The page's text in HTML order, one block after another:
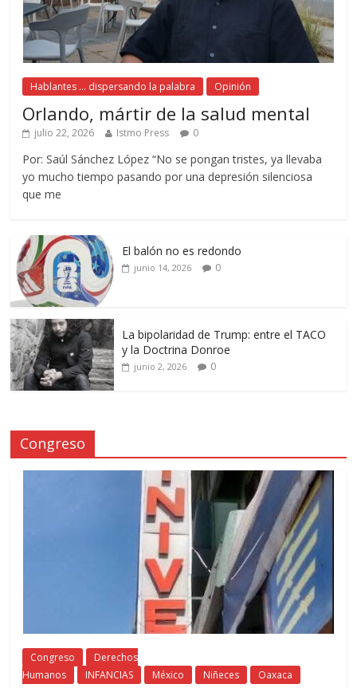
Hablantes ... dispersando la palabra Opinión
Orlando, mártir de la salud mental
julio 22, 2026 Istmo Press 0
Por: Saúl Sánchez López “No se pongan tristes, ya llevaba
yo mucho tiempo pasando por una depresión silenciosa
que me
El balón no es redondo
junio 14, 2026 0
La bipolaridad de Trump: entre el TACO
y la Doctrina Donroe
junio 2, 2026 0
Congreso
Congreso
Derechos
Humanos
INFANCIAS México Niñeces Oaxaca